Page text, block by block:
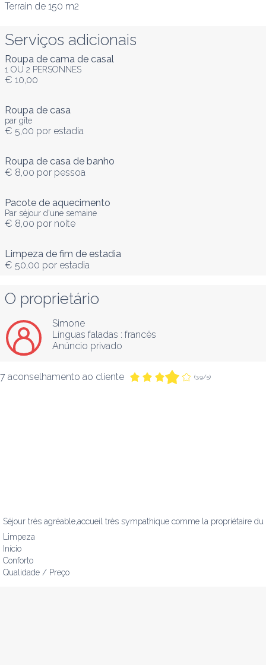
Terrain de 150 m2
Serviços adicionais
Roupa de cama de casal
1 OU 2 PERSONNES
€ 10,00
Roupa de casa
par gîte
€ 5,00 por estadia
Roupa de casa de banho
€ 8,00 por pessoa
Pacote de aquecimento
Par séjour d'une semaine
€ 8,00 por noite
Limpeza de fim de estadia
€ 50,00 por estadia
O proprietário
Simone
Línguas faladas : francês
Anúncio privado
7 aconselhamento ao cliente (3,9/5)
Séjour très agréable,accueil très sympathique comme la propriétaire
Limpeza
Início
Conforto
Qualidade / Preço